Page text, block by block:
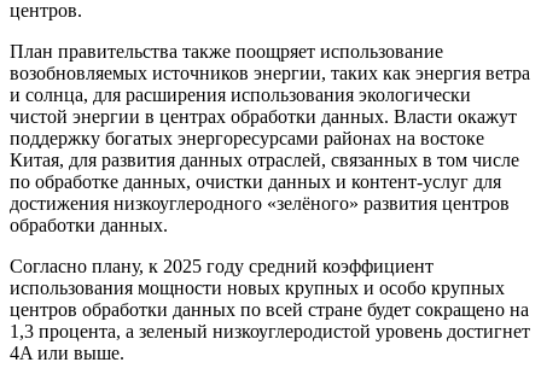
центров.
План правительства также поощряет использование
возобновляемых источников энергии, таких как энергия ветра
и солнца, для расширения использования экологически
чистой энергии в центрах обработки данных. Власти окажут
поддержку богатых энергоресурсами районах на востоке
Китая, для развития данных отраслей, связанных в том числе
по обработке данных, очистки данных и контент-услуг для
достижения низкоуглеродного «зелёного» развития центров
обработки данных.
Согласно плану, к 2025 году средний коэффициент
использования мощности новых крупных и особо крупных
центров обработки данных по всей стране будет сокращено на
1,3 процента, а зеленый низкоуглеродистой уровень достигнет
4A или выше.